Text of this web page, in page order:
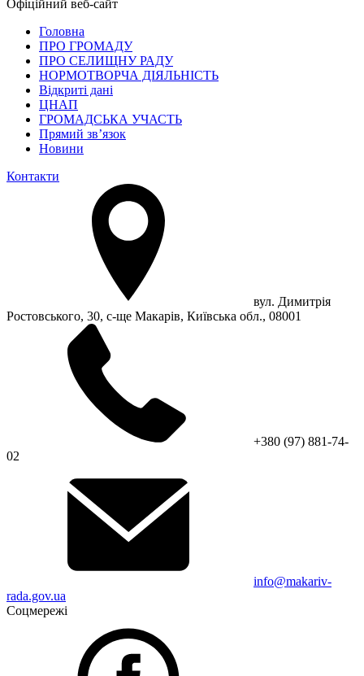
Офіційний веб-сайт
Головна
ПРО ГРОМАДУ
ПРО СЕЛИЩНУ РАДУ
НОРМОТВОРЧА ДІЯЛЬНІСТЬ
Відкриті дані
ЦНАП
ГРОМАДСЬКА УЧАСТЬ
Прямий зв’язок
Новини
Контакти
вул. Димитрія
Ростовського, 30, с-ще Макарів, Київська обл., 08001
+380 (97) 881-74-
02
info@makariv-
rada.gov.ua
Соцмережі